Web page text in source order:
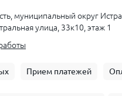
муниципальный округ
улица, 33к10, этаж 1
Прием платежей